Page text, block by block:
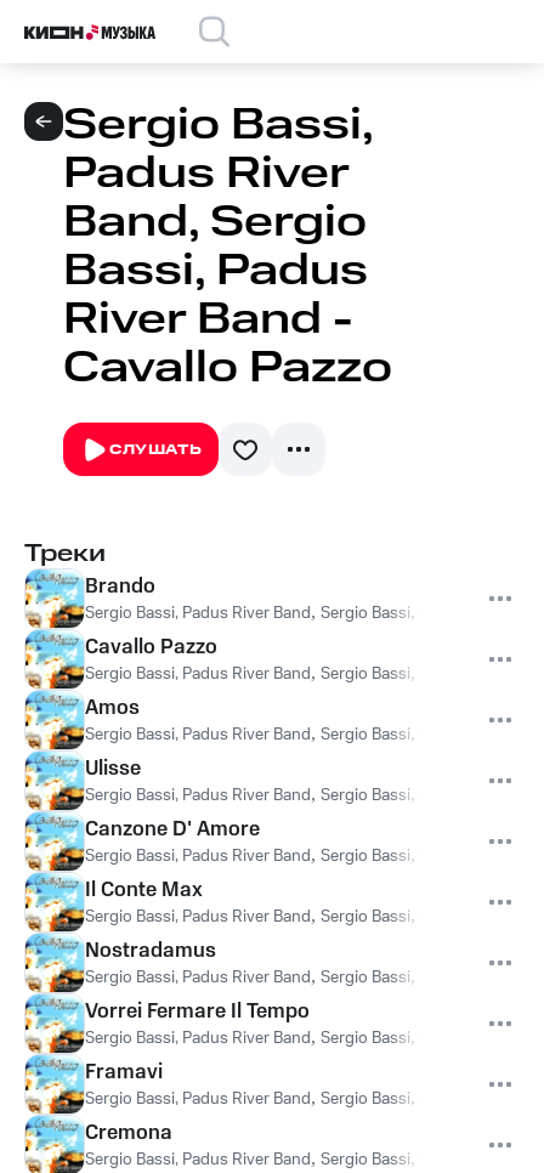
Sergio Bassi,
Padus River
Band, Sergio
Bassi, Padus
River Band -
Cavallo Pazzo
СЛУШАТЬ
Треки
Brando
Sergio Bassi, Padus River Band, Sergio Bassi,
Cavallo Pazzo
Sergio Bassi, Padus River Band, Sergio Bassi,
Amos
Sergio Bassi, Padus River Band, Sergio Bassi,
Ulisse
Sergio Bassi, Padus River Band, Sergio Bassi,
Canzone D' Amore
Sergio Bassi, Padus River Band, Sergio Bassi,
Il Conte Max
Sergio Bassi, Padus River Band, Sergio Bassi,
Nostradamus
Sergio Bassi, Padus River Band, Sergio Bassi,
Vorrei Fermare Il Tempo
Sergio Bassi, Padus River Band, Sergio Bassi,
Framavi
Sergio Bassi, Padus River Band, Sergio Bassi,
Cremona
Sergio Bassi, Padus River Band, Sergio Bassi,